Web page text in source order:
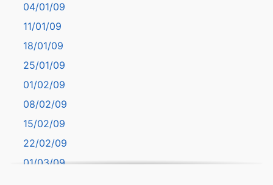
Bartın
başkentler
Batman
Bayburt
Bilecik
Bingöl
Bitlis
Bolu
Burdur
04/01/09
11/01/09
18/01/09
25/01/09
01/02/09
08/02/09
15/02/09
22/02/09
01/03/09